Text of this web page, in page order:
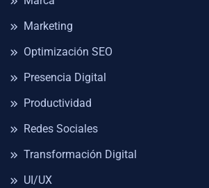
Marketing
Optimización SEO
Presencia Digital
Productividad
Redes Sociales
Transformación Digital
UI/UX